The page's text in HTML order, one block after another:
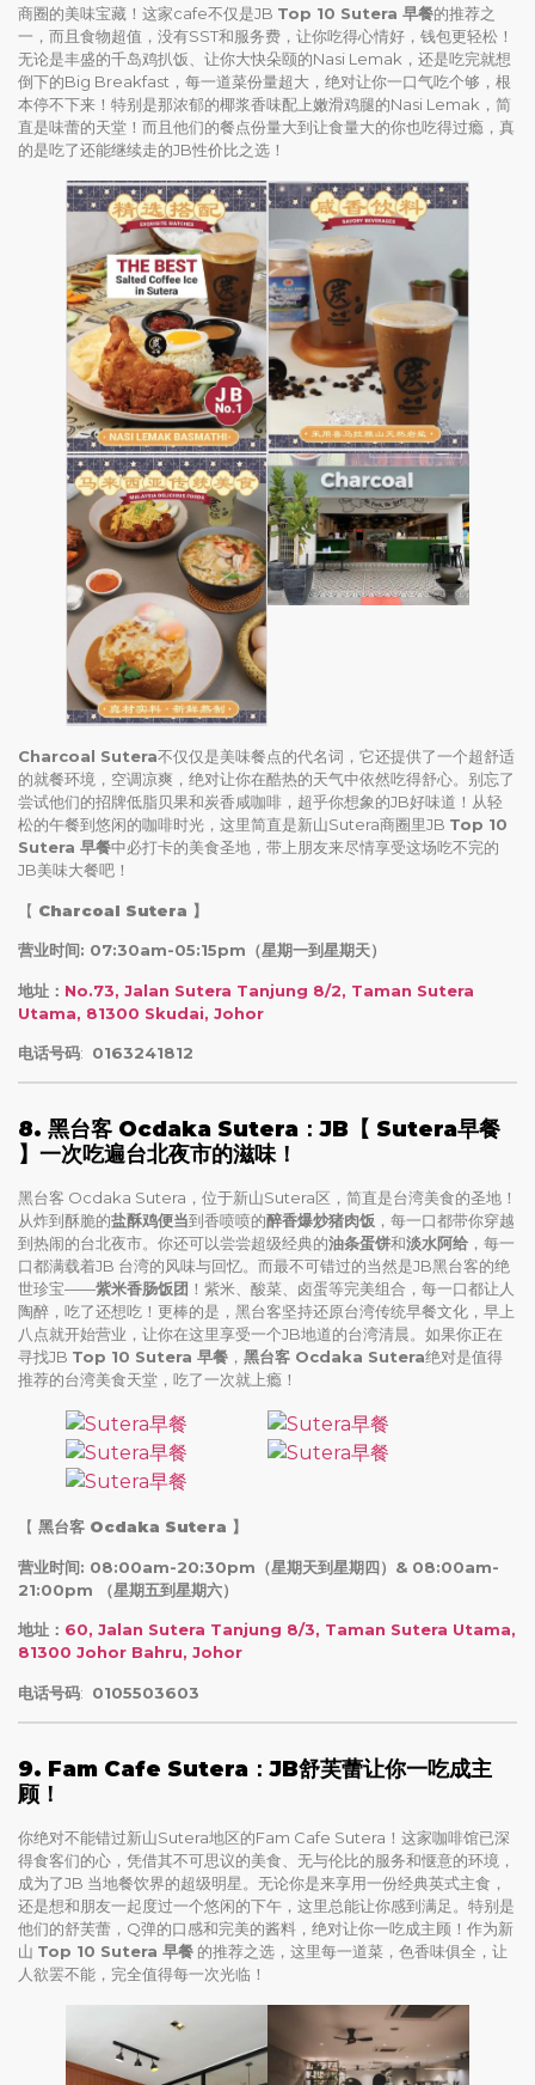
商圈的美味宝藏！这家cafe不仅是JB Top 10 Sutera 早餐的推荐之
一，而且食物超值，没有SST和服务费，让你吃得心情好，钱包更轻松！
无论是丰盛的千岛鸡扒饭、让你大快朵颐的Nasi Lemak，还是吃完就想
倒下的Big Breakfast，每一道菜份量超大，绝对让你一口气吃个够，根
本停不下来！特别是那浓郁的椰浆香味配上嫩滑鸡腿的Nasi Lemak，简
直是味蕾的天堂！而且他们的餐点份量大到让食量大的你也吃得过瘾，真
的是吃了还能继续走的JB性价比之选！
Charcoal Sutera不仅仅是美味餐点的代名词，它还提供了一个超舒适
的就餐环境，空调凉爽，绝对让你在酷热的天气中依然吃得舒心。别忘了
尝试他们的招牌低脂贝果和炭香咸咖啡，超乎你想象的JB好味道！从轻
松的午餐到悠闲的咖啡时光，这里简直是新山Sutera商圈里JB Top 10
Sutera 早餐中必打卡的美食圣地，带上朋友来尽情享受这场吃不完的
JB美味大餐吧！
【 Charcoal Sutera 】
营业时间: 07:30am-05:15pm（星期一到星期天）
地址： No.73, Jalan Sutera Tanjung 8/2, Taman Sutera
Utama, 81300 Skudai, Johor
电话号码: 0163241812
8. 黑台客 Ocdaka Sutera：JB 【 Sutera早餐
】一次吃遍台北夜市的滋味！
黑台客 Ocdaka Sutera，位于新山Sutera区，简直是台湾美食的圣地！
从炸到酥脆的盐酥鸡便当到香喷喷的醉香爆炒猪肉饭 ，每一口都带你穿越
到热闹的台北夜市。你还可以尝尝超级经典的油条蛋饼和淡水阿给 ，每一
口都满载着JB 台湾的风味与回忆。而最不可错过的当然是JB黑台客的绝
世珍宝——紫米香肠饭团 ！紫米、酸菜、卤蛋等完美组合，每一口都让人
陶醉，吃了还想吃！更棒的是，黑台客坚持还原台湾传统早餐文化，早上
八点就开始营业，让你在这里享受一个JB地道的台湾清晨。如果你正在
寻找JB Top 10 Sutera 早餐 ， 黑台客 Ocdaka Sutera绝对是值得
推荐的台湾美食天堂，吃了一次就上瘾！
【 黑台客 Ocdaka Sutera 】
营业时间: 08:00am-20:30pm（星期天到星期四）& 08:00am-
21:00pm （星期五到星期六）
地址： 60, Jalan Sutera Tanjung 8/3, Taman Sutera Utama,
81300 Johor Bahru, Johor
电话号码: 0105503603
9. Fam Cafe Sutera：JB舒芙蕾让你一吃成主
顾！
你绝对不能错过新山Sutera地区的Fam Cafe Sutera！这家咖啡馆已深
得食客们的心，凭借其不可思议的美食、无与伦比的服务和惬意的环境，
成为了JB 当地餐饮界的超级明星。无论你是来享用一份经典英式主食，
还是想和朋友一起度过一个悠闲的下午，这里总能让你感到满足。特别是
他们的舒芙蕾，Q弹的口感和完美的酱料，绝对让你一吃成主顾！作为新
山 Top 10 Sutera 早餐 的推荐之选，这里每一道菜，色香味俱全，让
人欲罢不能，完全值得每一次光临！